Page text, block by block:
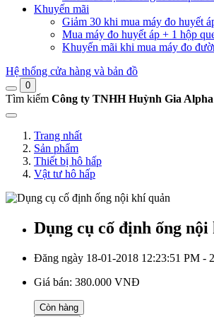
Khuyến mãi
Giảm 30 khi mua máy đo huyết
Mua máy đo huyết áp + 1 hộp
Khuyến mãi khi mua máy đo
Hệ thống cửa hàng và bản đồ
0
Tìm kiếm Công ty TNHH Huỳnh Gia Alpha
Trang nhất
Sản phẩm
Thiết bị hô hấp
Vật tư hô hấp
Dụng cụ cố định ống
Đăng ngày 18-01-2018 12:23:51 PM -
Giá bán: 380.000 VNĐ
Còn hàng